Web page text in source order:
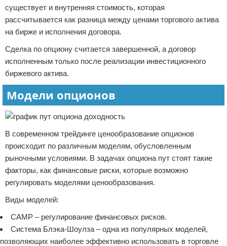
существует и внутренняя стоимость, которая
рассчитывается как разница между ценами торгового актива
на бирже и исполнения договора.
Сделка по опциону считается завершенной, а договор
исполненным только после реализации инвестиционного
биржевого актива.
Модели опционов
В современном трейдинге ценообразование опционов
происходит по различным моделям, обусловленным
рыночными условиями. В задачах опциона пут стоят такие
факторы, как финансовые риски, которые возможно
регулировать моделями ценообразования.
Виды моделей:
CAMP – регулирование финансовых рисков.
Система Блэка-Шоулза – одна из популярных моделей,
позволяющих наиболее эффективно использовать в торговле